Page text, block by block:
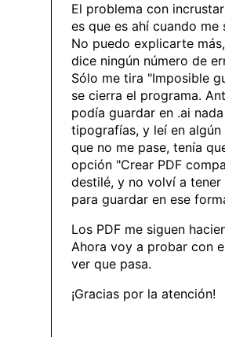
El problema con
es que es ahí cuando me
No puedo explicarte
dice ningún número de
Sólo me tira "Imposible
se cierra el programa.
podía guardar en .ai
tipografías, y leí en algún
que no me pase, tenía
opción "Crear PDF
destilé, y no volví a tener
para guardar en ese
Los PDF me siguen
Ahora voy a probar con
ver que pasa.
¡Gracias por la atención!